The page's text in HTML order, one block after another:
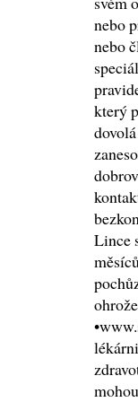
nebo
nebo
který
Lince